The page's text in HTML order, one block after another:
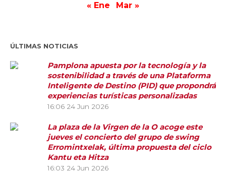
« Ene Mar »
ÚLTIMAS NOTICIAS
Pamplona apuesta por la tecnología y la
sostenibilidad a través de una Plataforma
Inteligente de Destino (PID) que propondrá
experiencias turísticas personalizadas
16:06 24 Jun 2026
La plaza de la Virgen de la O acoge este
jueves el concierto del grupo de swing
Erromintxelak, última propuesta del ciclo
Kantu eta Hitza
16:03 24 Jun 2026